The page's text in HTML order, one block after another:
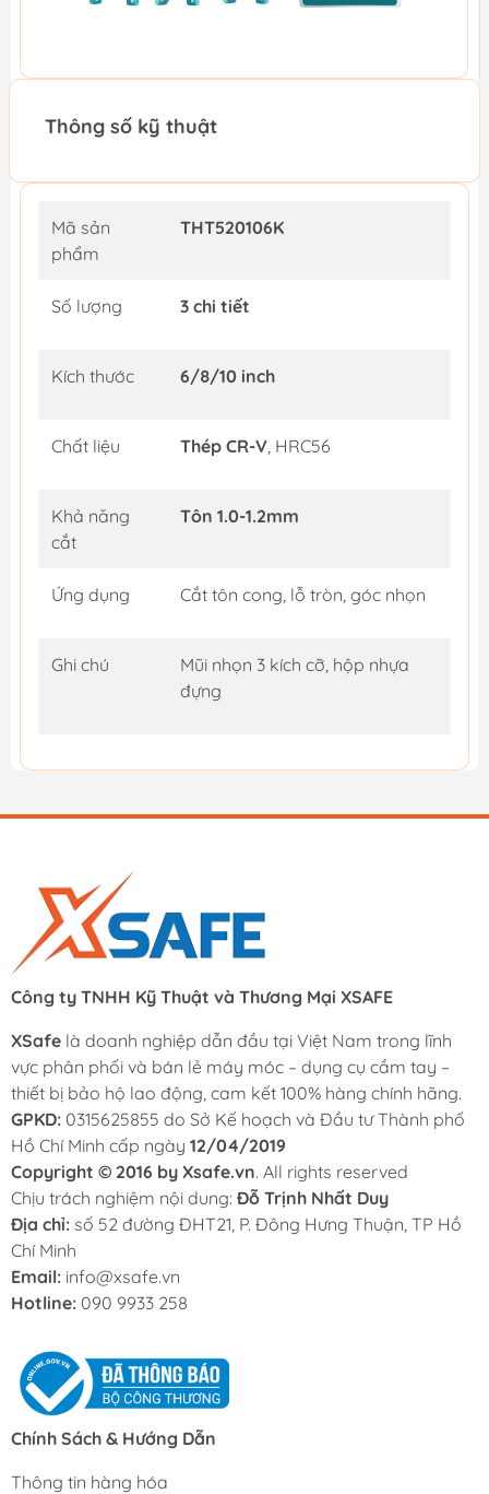
Thông số kỹ thuật
Mã sản
phẩm
THT520106K
Số lượng 3 chi tiết
Kích thước 6/8/10 inch
Chất liệu Thép CR-V , HRC56
Khả năng
cắt
Tôn 1.0-1.2mm
Ứng dụng Cắt tôn cong, lỗ tròn, góc nhọn
Ghi chú
Mũi nhọn 3 kích cỡ, hộp nhựa
đựng
Công ty TNHH Kỹ Thuật và Thương Mại XSAFE
XSafe là doanh nghiệp dẫn đầu tại Việt Nam trong lĩnh
vực phân phối và bán lẻ máy móc – dụng cụ cầm tay –
thiết bị bảo hộ lao động, cam kết 100% hàng chính hãng.
GPKD: 0315625855 do Sở Kế hoạch và Đầu tư Thành phố
Hồ Chí Minh cấp ngày 12/04/2019
Copyright © 2016 by Xsafe.vn. All rights reserved
Chịu trách nghiệm nội dung: Đỗ Trịnh Nhất Duy
Địa chỉ: số 52 đường ĐHT21, P. Đông Hưng Thuận, TP Hồ
Chí Minh
Email: info@xsafe.vn
Hotline: 090 9933 258
Chính Sách & Hướng Dẫn
Thông tin hàng hóa